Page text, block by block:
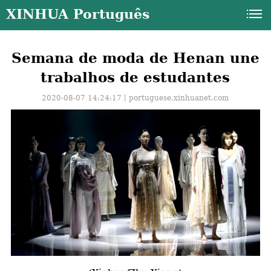
XINHUA Português
Semana de moda de Henan une
trabalhos de estudantes
2020-08-07 14:24:17丨portuguese.xinhuanet.com